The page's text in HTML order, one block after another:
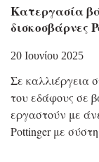
Κατεργασία
δισκοσβάρνες
20 Ιουνίου 2025
Σε καλλιέργεια
του εδάφους σε
εργαστούν με
Pottinger με